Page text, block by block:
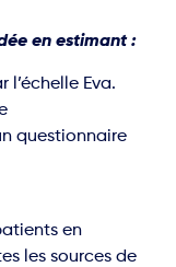
en estimant :
l’échelle Eva.
questionnaire
en
les sources de